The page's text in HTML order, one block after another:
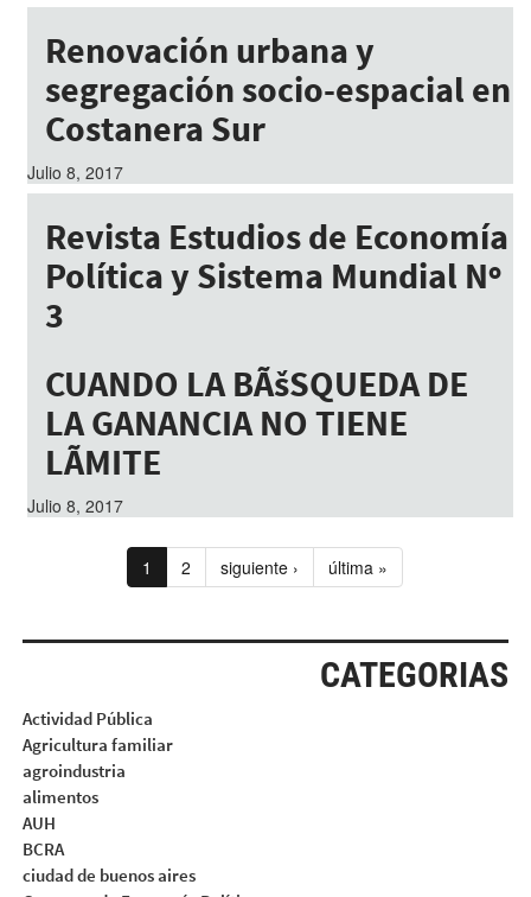
Renovación urbana y
segregación socio-espacial en
Costanera Sur
Julio 8, 2017
Revista Estudios de Economía
Política y Sistema Mundial Nº
3
CUANDO LA BÃšSQUEDA DE
LA GANANCIA NO TIENE
LÃMITE
Julio 8, 2017
1 2 siguiente › última »
CATEGORIAS
Actividad Pública
Agricultura familiar
agroindustria
alimentos
AUH
BCRA
ciudad de buenos aires